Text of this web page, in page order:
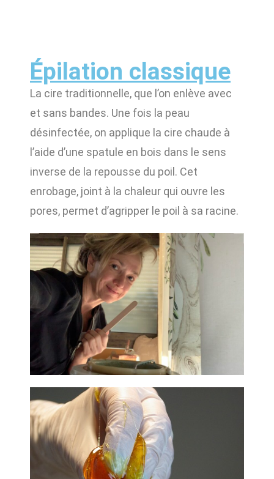
Épilation classique
La cire traditionnelle, que l’on enlève avec
et sans bandes. Une fois la peau
désinfectée, on applique la cire chaude à
l’aide d’une spatule en bois dans le sens
inverse de la repousse du poil. Cet
enrobage, joint à la chaleur qui ouvre les
pores, permet d’agripper le poil à sa racine.